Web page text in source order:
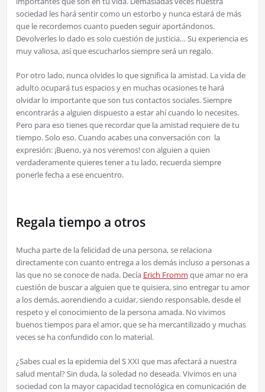
sociedad les hará sentir como un estorbo y nunca estará de más
que le recordemos cuanto pueden seguir aportándonos.
Devolverles lo dado es solo cuestión de justicia… Su experiencia es
muy valiosa, así que escucharlos siempre será un regalo.
Por otro lado, nunca olvides lo que significa la amistad. La vida de
adulto ocupará tus espacios y en muchas ocasiones te hará
olvidar lo importante que son tus contactos sociales. Siempre
encontrarás a alguien dispuesto a estar ahí cuando lo necesites.
Pero para eso tienes que recordar que la amistad requiere de tu
tiempo. Solo eso. Cuando acabes una conversación con la
expresión: ¡Bueno, ya nos veremos! con alguien a quien
verdaderamente quieres tener a tu lado, recuerda siempre
ponerle fecha a ese encuentro.
Regala tiempo a otros
Mucha parte de la felicidad de una persona, se relaciona
directamente con cuanto entrega a los demás incluso a personas a
las que no se conoce de nada. Decía Erich Fromm que amar no era
cuestión de buscar a alguien que te quisiera, sino entregar tu amor
a los demás, aorendiendo a cuidar, siendo responsable, desde el
respeto y el conocimiento de la persona amada. No vivimos
buenos tiempos para el amor, que se ha mercantilizado y muchas
veces se ha confundido con lo material.
¿Sabes cual es la epidemia del S XXI que mas afectará a nuestra
salud mental? Sin duda, la soledad no deseada. Vivimos en una
sociedad con la mayor capacidad tecnológica en comunicación de